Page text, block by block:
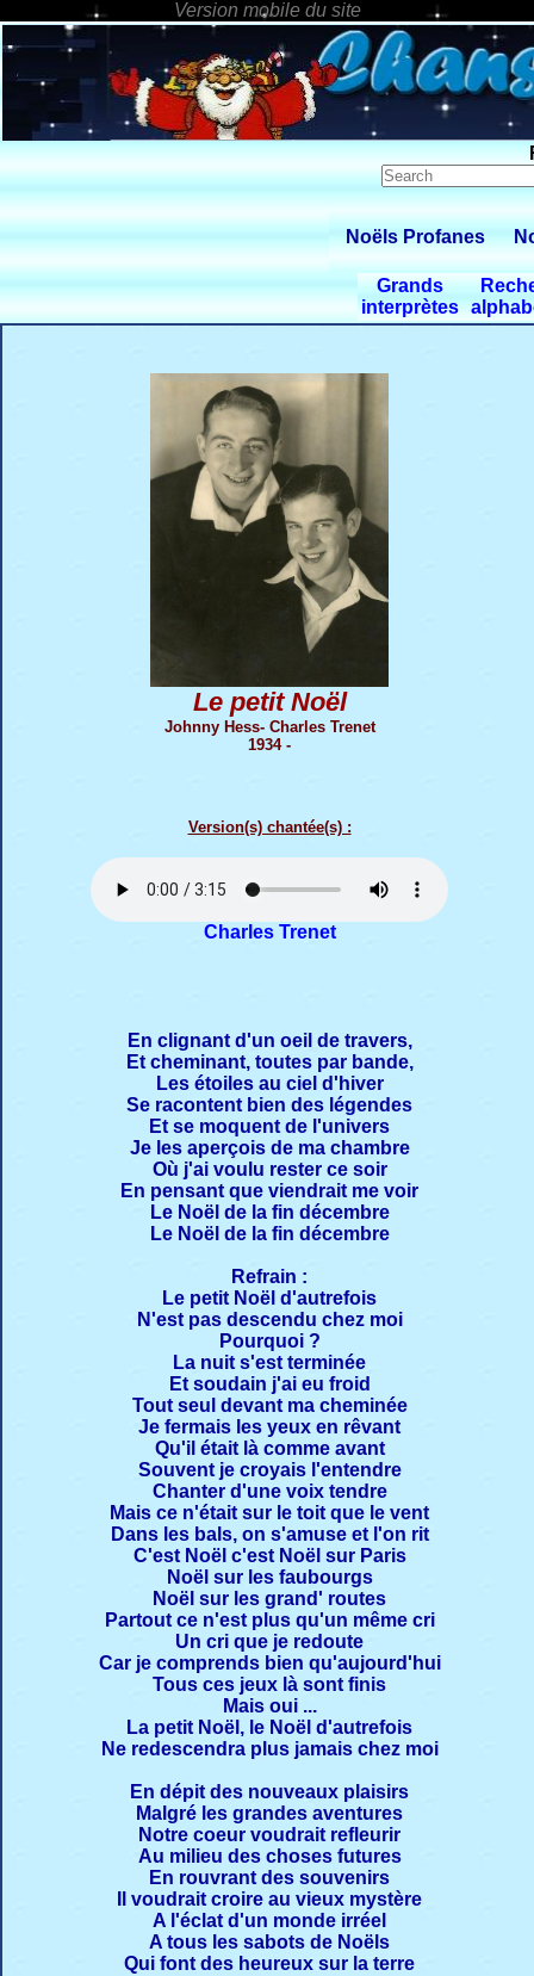
Noëls Profanes
Grands
interprètes
Le petit Noël
Johnny Hess- Charles Trenet
1934 -
Version(s) chantée(s) :
Charles Trenet
En clignant d'un oeil de travers,
Et cheminant, toutes par bande,
Les étoiles au ciel d'hiver
Se racontent bien des légendes
Et se moquent de l'univers
Je les aperçois de ma chambre
Où j'ai voulu rester ce soir
En pensant que viendrait me voir
Le Noël de la fin décembre
Le Noël de la fin décembre
Refrain :
Le petit Noël d'autrefois
N'est pas descendu chez moi
Pourquoi ?
La nuit s'est terminée
Et soudain j'ai eu froid
Tout seul devant ma cheminée
Je fermais les yeux en rêvant
Qu'il était là comme avant
Souvent je croyais l'entendre
Chanter d'une voix tendre
Mais ce n'était sur le toit que le vent
Dans les bals, on s'amuse et l'on rit
C'est Noël c'est Noël sur Paris
Noël sur les faubourgs
Noël sur les grand' routes
Partout ce n'est plus qu'un même cri
Un cri que je redoute
Car je comprends bien qu'aujourd'hui
Tous ces jeux là sont finis
Mais oui ...
La petit Noël, le Noël d'autrefois
Ne redescendra plus jamais chez moi
En dépit des nouveaux plaisirs
Malgré les grandes aventures
Notre coeur voudrait refleurir
Au milieu des choses futures
En rouvrant des souvenirs
Il voudrait croire au vieux mystère
A l'éclat d'un monde irréel
A tous les sabots de Noëls
Qui font des heureux sur la terre